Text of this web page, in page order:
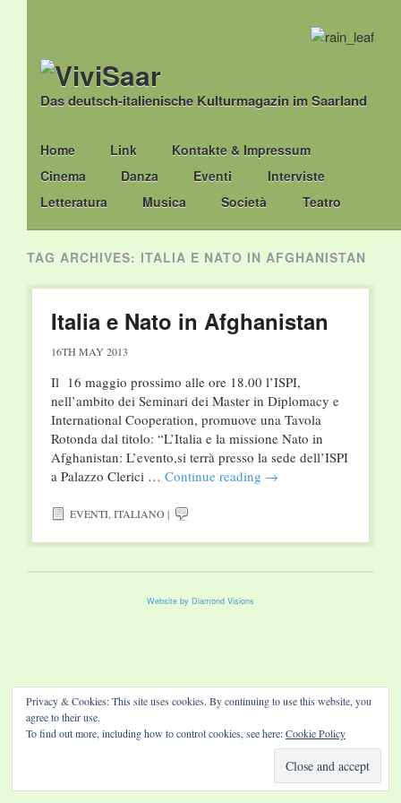
Das deutsch-italienische Kulturmagazin im Saarland
Main menu
Skip
to
content
Home Link
Kontakte & Impressum
Cinema
Danza Eventi
Interviste
Letteratura
Musica Società Teatro
TAG ARCHIVES: ITALIA E NATO IN AFGHANISTAN
Italia e Nato in Afghanistan
16TH MAY 2013
Il 16 maggio prossimo alle ore 18.00 l’ISPI,
nell’ambito dei Seminari dei Master in Diplomacy e
International Cooperation, promuove una Tavola
Rotonda dal titolo: “L’Italia e la missione Nato in
Afghanistan: L’evento,si terrà presso la sede dell’ISPI
a Palazzo Clerici … Continue reading →
EVENTI,ITALIANO|
Website by Diamond Visions
Privacy & Cookies: This site uses cookies. By continuing to use this website, you
agree to their use.
To find out more, including how to control cookies, see here:Cookie Policy